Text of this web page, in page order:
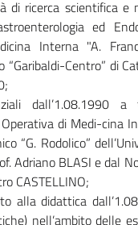
di ricerca scientifica e
ed
Interna "A.
“Garibaldi-Centro” di
dall’1.08.1990
di Medi-cina
“G. Rodolico”
Adriano BLASI e dal
CASTELLINO;
alla didattica
nell’ambito delle